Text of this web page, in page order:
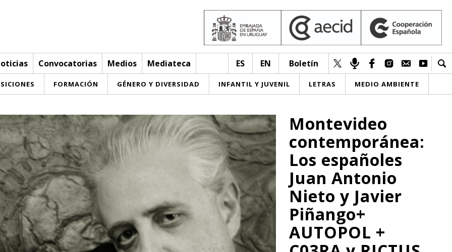
Convocatorias Medios Mediateca ES EN Boletín
FORMACIÓN GÉNERO Y DIVERSIDAD INFANTIL Y JUVENIL LETRAS MEDIO AMBIENTE
Montevideo
contemporánea:
Los españoles
Juan Antonio
Nieto y Javier
Piñango+
AUTOPOL +